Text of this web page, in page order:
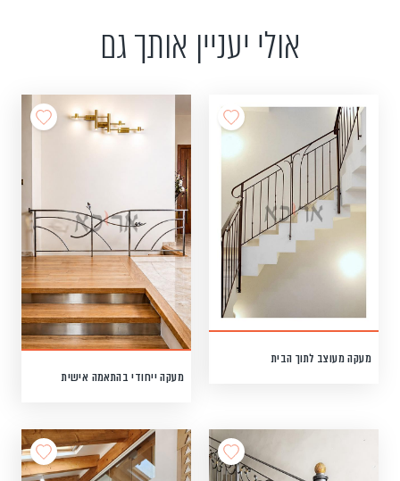
אולי יעניין אותך גם
מעקה מעוצב לתוך הבית
מעקה ייחודי בהתאמה אישית